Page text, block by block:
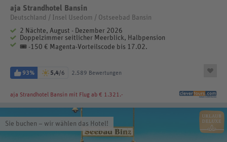
aja Strandhotel Bansin
Deutschland / Insel Usedom / Ostseebad Bansin
2 Nächte, August - Dezember 2026
Doppelzimmer seitlicher Meerblick, Halbpension
🎟️ -150 € Magenta-Vorteilscode bis 17.02.
93% 5,4/6 2.589 Bewertungen
aja Strandhotel Bansin mit Flug ab € 1.321.-
Sie buchen – wir wählen das Hotel!